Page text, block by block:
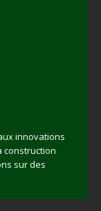
innovations
construction
sur des